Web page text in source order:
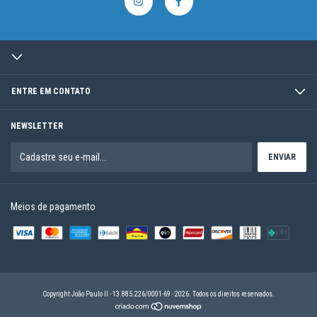
ENTRE EM CONTATO
NEWSLETTER
Meios de pagamento
Copyright João Paulo II - 13.885.226/0001-69 - 2026. Todos os direitos reservados.